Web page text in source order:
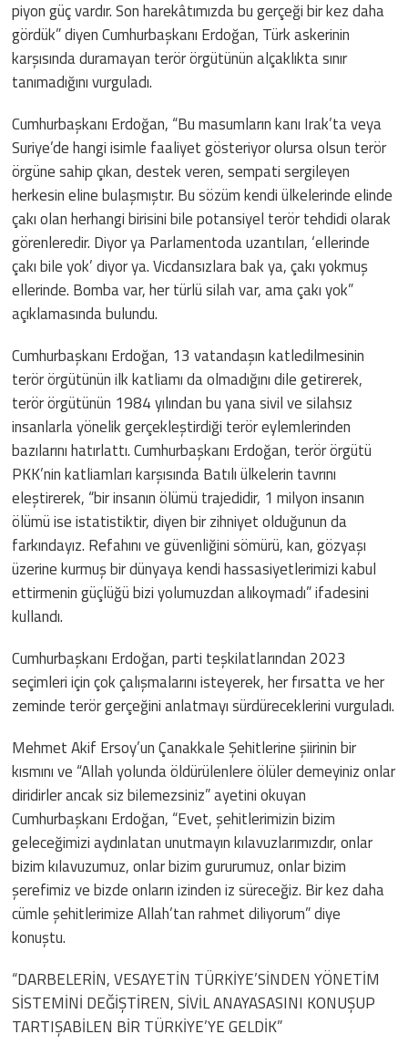
piyon güç vardır. Son harekâtımızda bu gerçeği bir kez daha
gördük” diyen Cumhurbaşkanı Erdoğan, Türk askerinin
karşısında duramayan terör örgütünün alçaklıkta sınır
tanımadığını vurguladı.
Cumhurbaşkanı Erdoğan, “Bu masumların kanı Irak’ta veya
Suriye’de hangi isimle faaliyet gösteriyor olursa olsun terör
örgüne sahip çıkan, destek veren, sempati sergileyen
herkesin eline bulaşmıştır. Bu sözüm kendi ülkelerinde elinde
çakı olan herhangi birisini bile potansiyel terör tehdidi olarak
görenleredir. Diyor ya Parlamentoda uzantıları, ‘ellerinde
çakı bile yok’ diyor ya. Vicdansızlara bak ya, çakı yokmuş
ellerinde. Bomba var, her türlü silah var, ama çakı yok”
açıklamasında bulundu.
Cumhurbaşkanı Erdoğan, 13 vatandaşın katledilmesinin
terör örgütünün ilk katliamı da olmadığını dile getirerek,
terör örgütünün 1984 yılından bu yana sivil ve silahsız
insanlarla yönelik gerçekleştirdiği terör eylemlerinden
bazılarını hatırlattı. Cumhurbaşkanı Erdoğan, terör örgütü
PKK’nin katliamları karşısında Batılı ülkelerin tavrını
eleştirerek, “bir insanın ölümü trajedidir, 1 milyon insanın
ölümü ise istatistiktir, diyen bir zihniyet olduğunun da
farkındayız. Refahını ve güvenliğini sömürü, kan, gözyaşı
üzerine kurmuş bir dünyaya kendi hassasiyetlerimizi kabul
ettirmenin güçlüğü bizi yolumuzdan alıkoymadı” ifadesini
kullandı.
Cumhurbaşkanı Erdoğan, parti teşkilatlarından 2023
seçimleri için çok çalışmalarını isteyerek, her fırsatta ve her
zeminde terör gerçeğini anlatmayı sürdüreceklerini vurguladı.
Mehmet Akif Ersoy’un Çanakkale Şehitlerine şiirinin bir
kısmını ve “Allah yolunda öldürülenlere ölüler demeyiniz onlar
diridirler ancak siz bilemezsiniz” ayetini okuyan
Cumhurbaşkanı Erdoğan, “Evet, şehitlerimizin bizim
geleceğimizi aydınlatan unutmayın kılavuzlarımızdır, onlar
bizim kılavuzumuz, onlar bizim gururumuz, onlar bizim
şerefimiz ve bizde onların izinden iz süreceğiz. Bir kez daha
cümle şehitlerimize Allah’tan rahmet diliyorum” diye
konuştu.
“DARBELERİN, VESAYETİN TÜRKİYE’SİNDEN YÖNETİM
SİSTEMİNİ DEĞİŞTİREN, SİVİL ANAYASASINI KONUŞUP
TARTIŞABİLEN BİR TÜRKİYE’YE GELDİK”